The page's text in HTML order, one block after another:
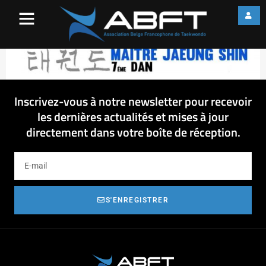
Inscrivez-vous à notre newsletter pour recevoir
les dernières actualités et mises à jour
directement dans votre boîte de réception.
S'ENREGISTRER